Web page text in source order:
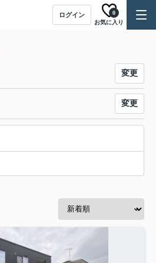
ログイン
お気に入り
0
変更
変更